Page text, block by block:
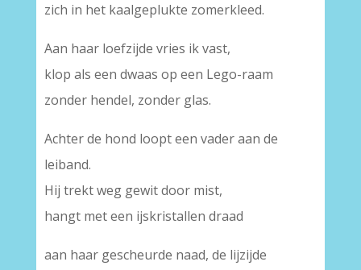
zich in het kaalgeplukte zomerkleed.
Aan haar loefzijde vries ik vast,
klop als een dwaas op een Lego-raam
zonder hendel, zonder glas.
Achter de hond loopt een vader aan de
leiband.
Hij trekt weg gewit door mist,
hangt met een ijskristallen draad
aan haar gescheurde naad, de lijzijde